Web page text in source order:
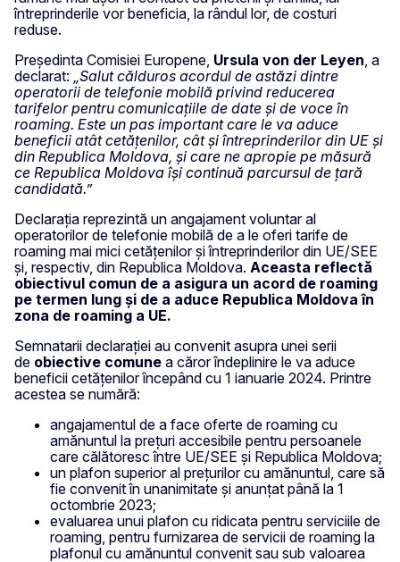
întreprinderile vor beneficia, la rândul lor, de costuri
reduse.
Președinta Comisiei Europene, Ursula von der Leyen, a
declarat: „Salut călduros acordul de astăzi dintre
operatorii de telefonie mobilă privind reducerea
tarifelor pentru comunicațiile de date și de voce în
roaming. Este un pas important care le va aduce
beneficii atât cetățenilor, cât și întreprinderilor din UE și
din Republica Moldova, și care ne apropie pe măsură
ce Republica Moldova își continuă parcursul de țară
candidată.”
Declarația reprezintă un angajament voluntar al
operatorilor de telefonie mobilă de a le oferi tarife de
roaming mai mici cetățenilor și întreprinderilor din UE/SEE
și, respectiv, din Republica Moldova. Aceasta reflectă
obiectivul comun de a asigura un acord de roaming
pe termen lung și de a aduce Republica Moldova în
zona de roaming a UE.
Semnatarii declarației au convenit asupra unei serii
de obiective comune a căror îndeplinire le va aduce
beneficii cetățenilor începând cu 1 ianuarie 2024. Printre
acestea se numără:
angajamentul de a face oferte de roaming cu
amănuntul la prețuri accesibile pentru persoanele
care călătoresc între UE/SEE și Republica Moldova;
un plafon superior al prețurilor cu amănuntul, care să
fie convenit în unanimitate și anunțat până la 1
octombrie 2023;
evaluarea unui plafon cu ridicata pentru serviciile de
roaming, pentru furnizarea de servicii de roaming la
plafonul cu amănuntul convenit sau sub valoarea